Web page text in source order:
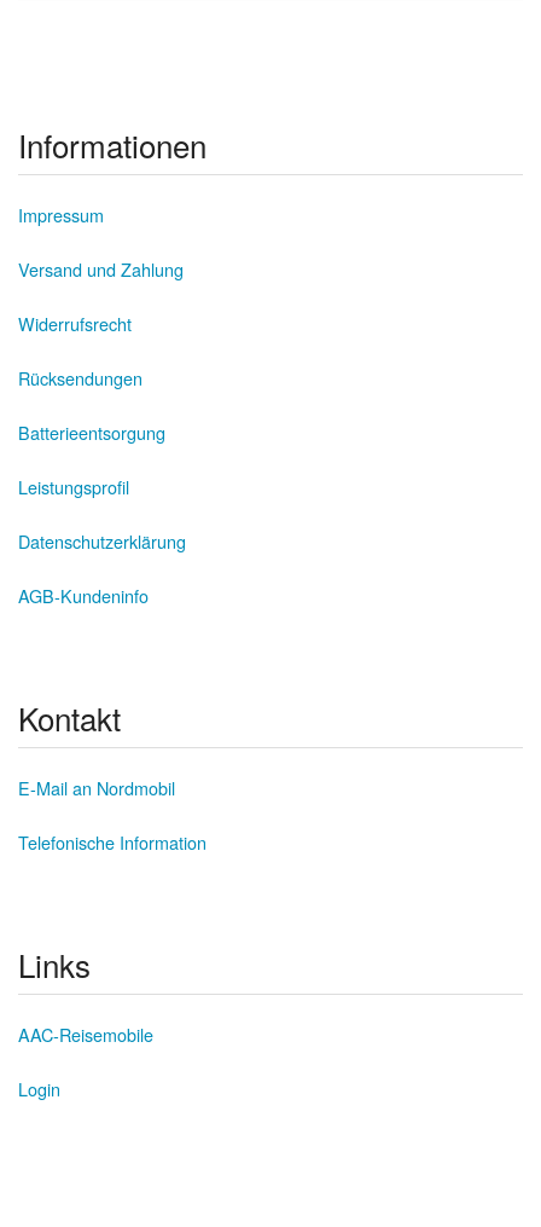
Informationen
Impressum
Versand und Zahlung
Widerrufsrecht
Rücksendungen
Batterieentsorgung
Leistungsprofil
Datenschutzerklärung
AGB-Kundeninfo
Kontakt
E-Mail an Nordmobil
Telefonische Information
Links
AAC-Reisemobile
Login